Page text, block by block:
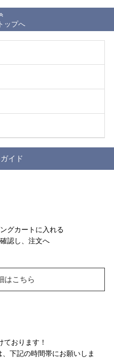
ップへ
イド
グカートに入れる
認し、注文へ
はこちら
おります！
下記の時間帯にお願いしま